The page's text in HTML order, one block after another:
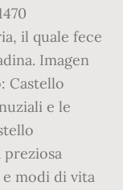
il quale fece
Imagen
Castello
e le
modi di vita